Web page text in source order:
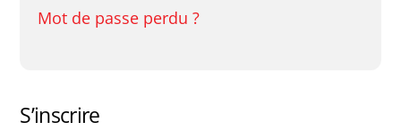
Mot de passe perdu ?
S’inscrire